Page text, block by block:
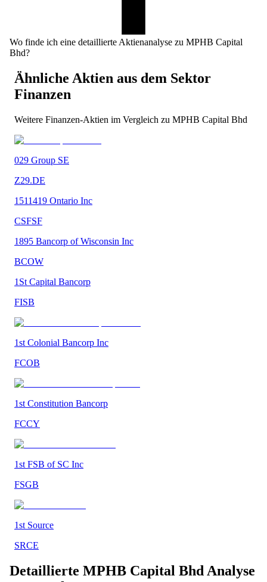
Wo finde ich eine detaillierte Aktienanalyse zu MPHB Capital
Bhd?
Ähnliche Aktien aus dem Sektor
Finanzen
Weitere Finanzen-Aktien im Vergleich zu MPHB Capital Bhd
029 Group SE
Z29.DE
1511419 Ontario Inc
CSFSF
1895 Bancorp of Wisconsin Inc
BCOW
1St Capital Bancorp
FISB
1st Colonial Bancorp Inc
FCOB
1st Constitution Bancorp
FCCY
1st FSB of SC Inc
FSGB
1st Source
SRCE
Detaillierte MPHB Capital Bhd Analyse